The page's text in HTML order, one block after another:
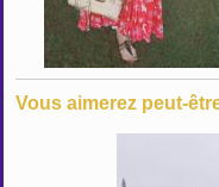
Vous aimerez peut-